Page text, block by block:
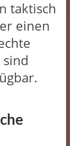
taktisch
einen